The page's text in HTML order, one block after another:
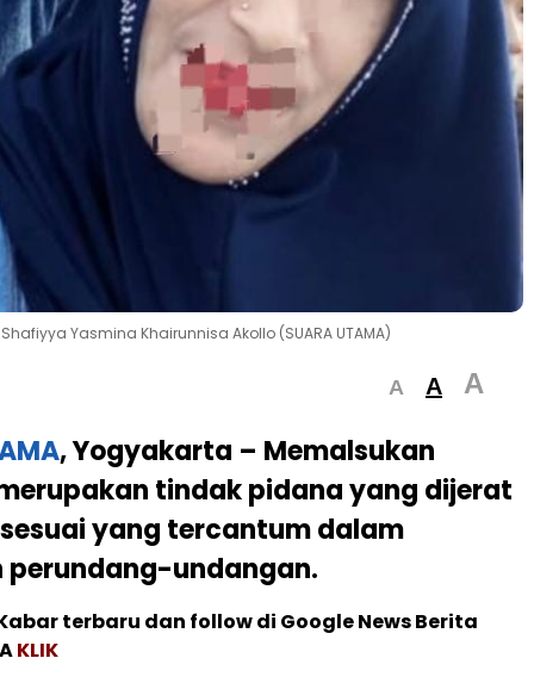
Yasmina Khairunnisa Akollo (SUARA UTAMA)
A A A
, Yogyakarta – Memalsukan
tindak pidana yang dijerat
yang tercantum dalam
perundang-undangan.
terbaru dan follow di Google News Berita
KLIK